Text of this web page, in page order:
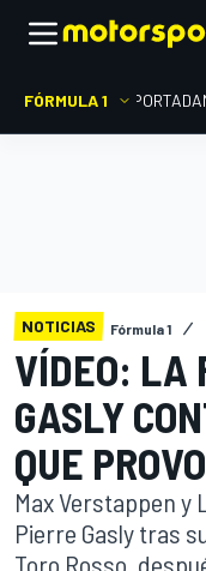
FÓRMULA 1 PORTADA
NOTICIAS Fórmula 1
VÍDEO: LA
GASLY
QUE
Max Verstappen y
Pierre Gasly tras
Toro Rosso,